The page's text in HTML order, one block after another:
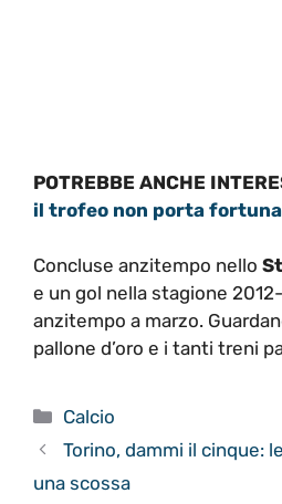
POTREBBE ANCHE
il trofeo non porta fortuna
Concluse anzitempo nello
e un gol nella stagione
anzitempo a marzo.
pallone d’oro e i tanti treni
Categorie
Calcio
Torino, dammi il cinque:
una scossa